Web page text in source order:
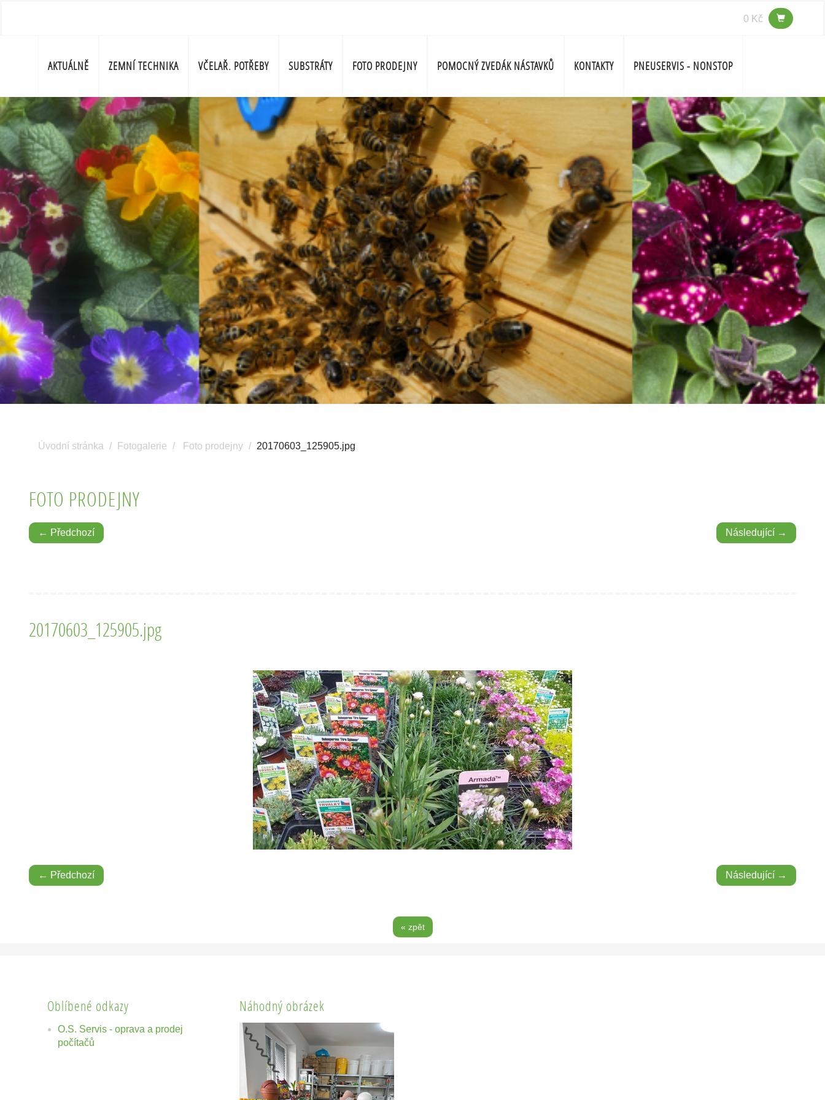
0 Kč
AKTUÁLNĚ ZEMNÍ TECHNIKA VČELAŘ. POTŘEBY SUBSTRÁTY FOTO PRODEJNY POMOCNÝ ZVEDÁK NÁSTAVKŮ KONTAKTY PNEUSERVIS - NONSTOP
Úvodní stránka Fotogalerie Foto prodejny 20170603_125905.jpg
FOTO PRODEJNY
← Předchozí Následující →
20170603_125905.jpg
← Předchozí Následující →
« zpět
Oblíbené odkazy
O.S. Servis - oprava a prodej
počítačů
Náhodný obrázek